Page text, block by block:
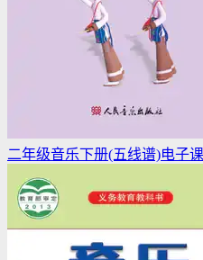
二年级音乐下册(五线谱)电子